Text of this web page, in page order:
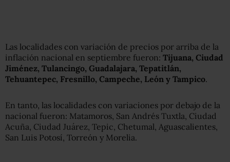
Las localidades con variación de precios por arriba de la
inflación nacional en septiembre fueron: Tijuana, Ciudad
Jiménez, Tulancingo, Guadalajara, Tepatitlán,
Tehuantepec, Fresnillo, Campeche, León y Tampico.
En tanto, las localidades con variaciones por debajo de la
nacional fueron: Matamoros, San Andrés Tuxtla, Ciudad
Acuña, Ciudad Juárez, Tepic, Chetumal, Aguascalientes,
San Luis Potosí, Torreón y Morelia.